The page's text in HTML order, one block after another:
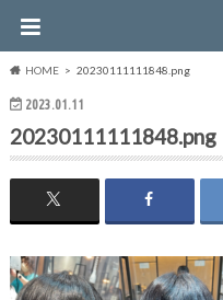
HOME 20230111111848.png
2023.01.11
20230111111848.png